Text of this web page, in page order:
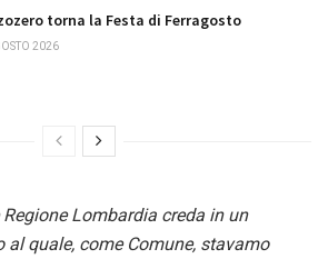
torna la Festa di Ferragosto
2026
Regione Lombardia creda in un
al quale, come Comune, stavamo